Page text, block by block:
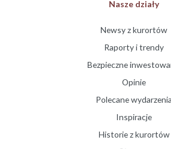
Nasze działy
Newsy z kurortów
Raporty i trendy
Bezpieczne
Opinie
Polecane wydarzenia
Inspiracje
Historie z kurortów